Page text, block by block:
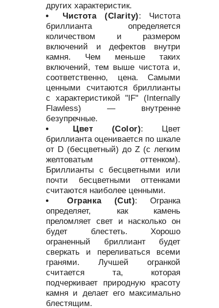
других характеристик.
Чистота (Clarity): Чистота
бриллианта определяется
количеством и размером
включений и дефектов внутри
камня. Чем меньше таких
включений, тем выше чистота и,
соответственно, цена. Самыми
ценными считаются бриллианты
с характеристикой "IF" (Internally
Flawless) — внутренне
безупречные.
Цвет (Color): Цвет
бриллианта оценивается по шкале
от D (бесцветный) до Z (с легким
желтоватым оттенком).
Бриллианты с бесцветными или
почти бесцветными оттенками
считаются наиболее ценными.
Огранка (Cut): Огранка
определяет, как камень
преломляет свет и насколько он
будет блестеть. Хорошо
ограненный бриллиант будет
сверкать и переливаться всеми
гранями. Лучшей огранкой
считается та, которая
подчеркивает природную красоту
камня и делает его максимально
блестящим.